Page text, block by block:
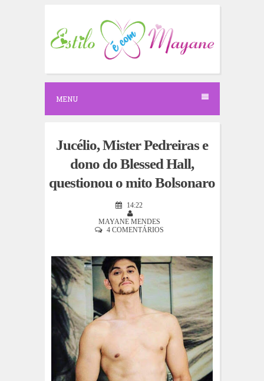
c
o
e
MENU
Jucélio, Mister Pedreiras e
dono do Blessed Hall,
questionou o mito Bolsonaro
14:22
MAYANE MENDES
4 COMENTÁRIOS